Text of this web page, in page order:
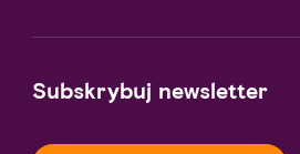
Subskrybuj newsletter